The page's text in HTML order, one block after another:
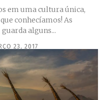
em uma cultura única,
conhecíamos! As
alguns...
23, 2017